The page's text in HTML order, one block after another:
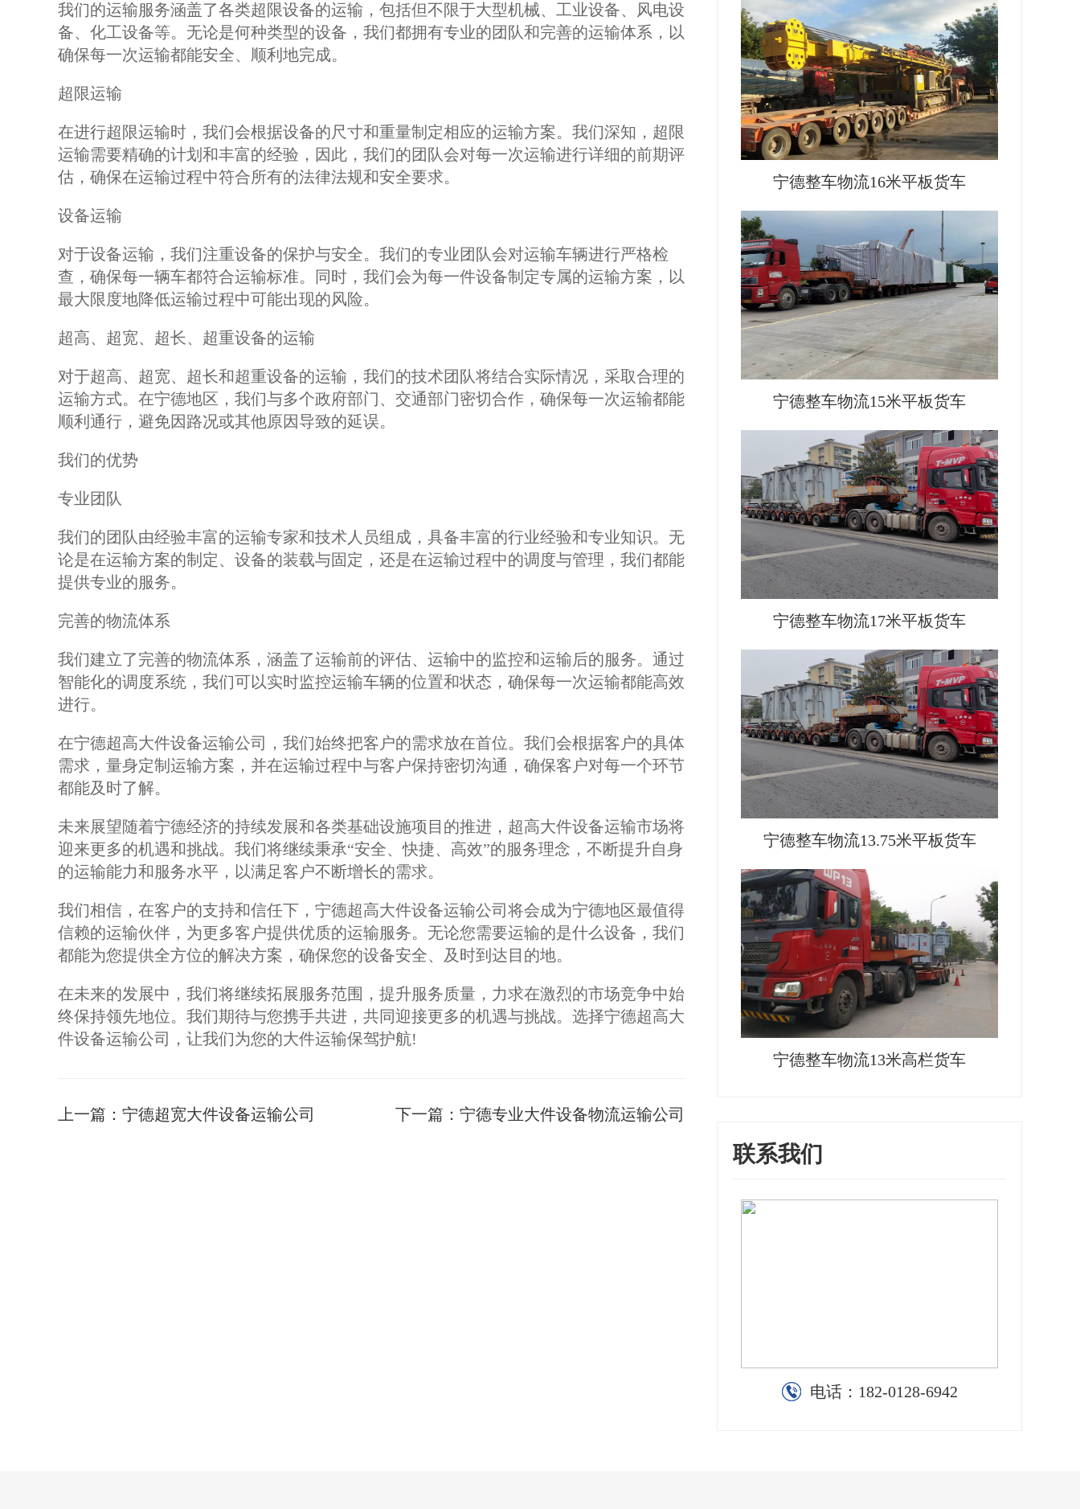
我们的运输服务涵盖了各类超限设备的运输，包括但不限于大型机械、工业设备、风电设
备、化工设备等。无论是何种类型的设备，我们都拥有专业的团队和完善的运输体系，以
确保每一次运输都能安全、顺利地完成。
超限运输
在进行超限运输时，我们会根据设备的尺寸和重量制定相应的运输方案。我们深知，超限
运输需要精确的计划和丰富的经验，因此，我们的团队会对每一次运输进行详细的前期评
估，确保在运输过程中符合所有的法律法规和安全要求。
设备运输
对于设备运输，我们注重设备的保护与安全。我们的专业团队会对运输车辆进行严格检
查，确保每一辆车都符合运输标准。同时，我们会为每一件设备制定专属的运输方案，以
最大限度地降低运输过程中可能出现的风险。
超高、超宽、超长、超重设备的运输
对于超高、超宽、超长和超重设备的运输，我们的技术团队将结合实际情况，采取合理的
运输方式。在宁德地区，我们与多个政府部门、交通部门密切合作，确保每一次运输都能
顺利通行，避免因路况或其他原因导致的延误。
我们的优势
专业团队
我们的团队由经验丰富的运输专家和技术人员组成，具备丰富的行业经验和专业知识。无
论是在运输方案的制定、设备的装载与固定，还是在运输过程中的调度与管理，我们都能
提供专业的服务。
完善的物流体系
我们建立了完善的物流体系，涵盖了运输前的评估、运输中的监控和运输后的服务。通过
智能化的调度系统，我们可以实时监控运输车辆的位置和状态，确保每一次运输都能高效
进行。
在宁德超高大件设备运输公司，我们始终把客户的需求放在首位。我们会根据客户的具体
需求，量身定制运输方案，并在运输过程中与客户保持密切沟通，确保客户对每一个环节
都能及时了解。
未来展望随着宁德经济的持续发展和各类基础设施项目的推进，超高大件设备运输市场将
迎来更多的机遇和挑战。我们将继续秉承“安全、快捷、高效”的服务理念，不断提升自身
的运输能力和服务水平，以满足客户不断增长的需求。
我们相信，在客户的支持和信任下，宁德超高大件设备运输公司将会成为宁德地区最值得
信赖的运输伙伴，为更多客户提供优质的运输服务。无论您需要运输的是什么设备，我们
都能为您提供全方位的解决方案，确保您的设备安全、及时到达目的地。
在未来的发展中，我们将继续拓展服务范围，提升服务质量，力求在激烈的市场竞争中始
终保持领先地位。我们期待与您携手共进，共同迎接更多的机遇与挑战。选择宁德超高大
件设备运输公司，让我们为您的大件运输保驾护航!
上一篇： 宁德超宽大件设备运输公司 下一篇： 宁德专业大件设备物流运输公司
宁德整车物流16米平板货车
宁德整车物流15米平板货车
宁德整车物流17米平板货车
宁德整车物流13.75米平板货车
宁德整车物流13米高栏货车
联系我们
电话： 182-0128-6942